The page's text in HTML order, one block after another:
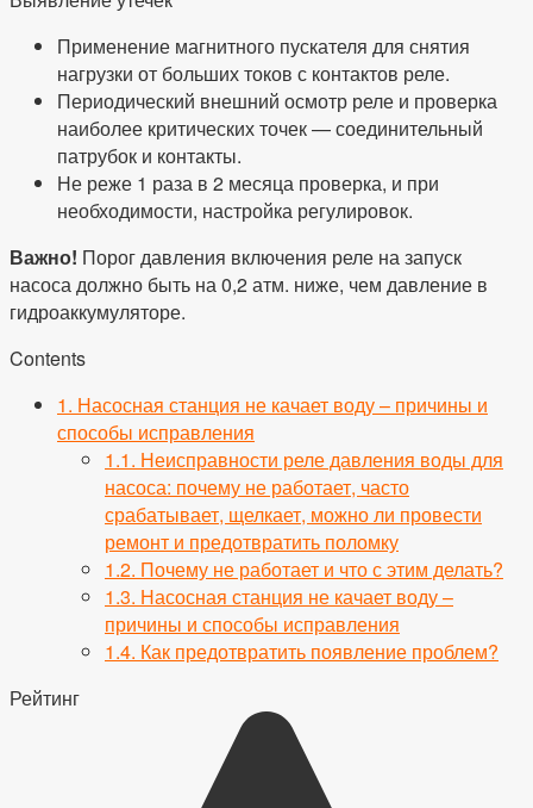
Применение магнитного пускателя для снятия
нагрузки от больших токов с контактов реле.
Периодический внешний осмотр реле и проверка
наиболее критических точек — соединительный
патрубок и контакты.
Не реже 1 раза в 2 месяца проверка, и при
необходимости, настройка регулировок.
Важно! Порог давления включения реле на запуск
насоса должно быть на 0,2 атм. ниже, чем давление в
гидроаккумуляторе.
Contents
1. Насосная станция не качает воду – причины и
способы исправления
1.1. Неисправности реле давления воды для
насоса: почему не работает, часто
срабатывает, щелкает, можно ли провести
ремонт и предотвратить поломку
1.2. Почему не работает и что с этим делать?
1.3. Насосная станция не качает воду –
причины и способы исправления
1.4. Как предотвратить появление проблем?
Рейтинг